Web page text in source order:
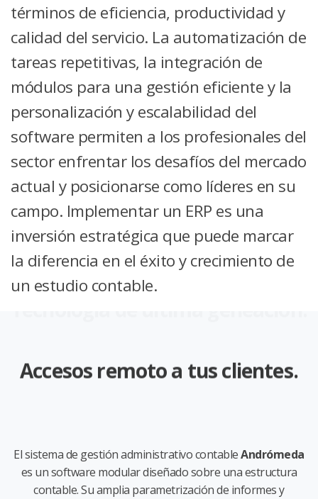
términos de eficiencia, productividad y
calidad del servicio. La automatización de
tareas repetitivas, la integración de
módulos para una gestión eficiente y la
personalización y escalabilidad del
software permiten a los profesionales del
sector enfrentar los desafíos del mercado
actual y posicionarse como líderes en su
campo. Implementar un ERP es una
inversión estratégica que puede marcar
la diferencia en el éxito y crecimiento de
un estudio contable.
Accesos remoto a tus clientes.
El sistema de gestión administrativo contableAndrómeda
es un software modular diseñado sobre una estructura
contable. Su amplia parametrización de informes y